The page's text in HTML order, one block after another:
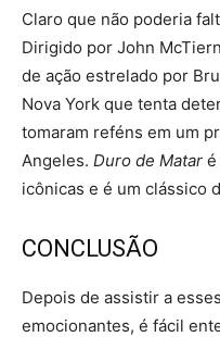
Claro que não poderia
Dirigido por John
de ação estrelado por
Nova York que tenta
tomaram reféns em um
Angeles. Duro de Matar é
icônicas e é um clássico
CONCLUSÃO
Depois de assistir a
emocionantes, é fácil